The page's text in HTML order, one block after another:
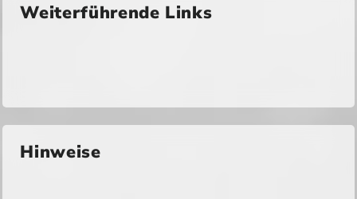
Weiterführende Links
Hinweise